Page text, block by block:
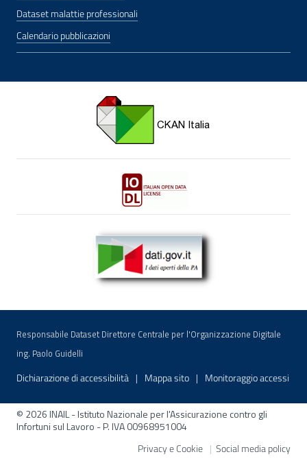
Dataset malattie professionali
Calendario pubblicazioni
CKAN for Italian Open Data apre una nuova finestra
Italian Open Data License v2.0 apre una nuova
dati.gov.it - I dati aperti della pubblica
Responsabile Dataset Direttore Centrale per l'Organizzazione Digitale
ing. Paolo Guidelli
Menu di servizio
Dichiarazione di accessibilità Mappa sito Monitoraggio accessi
© 2026 INAIL - Istituto Nazionale per l'Assicurazione contro gli
Infortuni sul Lavoro - P. IVA 00968951004
Privacy e Cookie
Social media policy